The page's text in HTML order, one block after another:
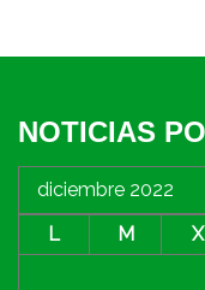
NOTICIAS
diciembre 2022
L
M X